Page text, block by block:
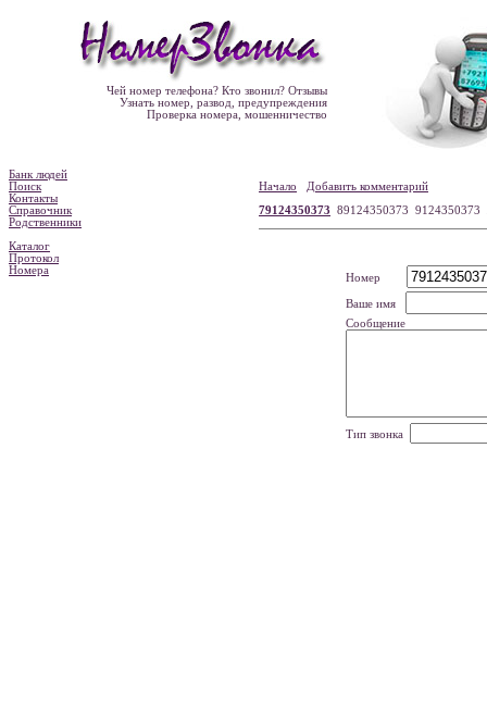
Чей номер телефона? Кто звонил? Отзывы
Узнать номер, развод, предупреждения
Проверка номера, мошенничество
Банк людей
Поиск
Контакты
Справочник
Родственники
Каталог
Протокол
Номера
Начало
Добавить комментарий
79124350373 89124350373 9124350373
Номер
Ваше имя
Сообщение
Тип звонка